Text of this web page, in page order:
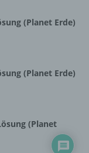
(Planet Erde)
(Planet Erde)
(Planet
zu
ist
Daten
welche
von Cookies,
verwenden